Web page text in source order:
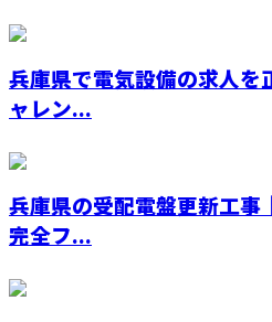
兵庫県で電気設備の求人を
ャレン...
兵庫県の受配電盤更新工事
完全フ...